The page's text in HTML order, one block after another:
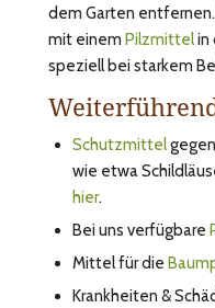
dem Garten
mit einem Pilzmittelin
speziell bei starkem
Schutzmittel
wie etwa
hier.
Bei uns verfügbare
Mittel für die
Krankheiten &